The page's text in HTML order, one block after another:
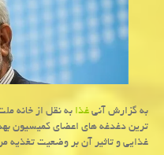
به گزارش آنیغذابه نقل از خانه
ترین دغدغه های اعضای کمیسیون
غذایی و تاثیر آن بر وضعیت تغذیه